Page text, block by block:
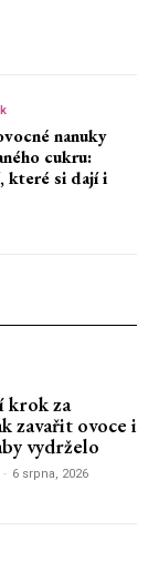
nanuky
cukru:
které si dají i
krok za
zavařit ovoce i
vydrželo
- 6 srpna, 2026